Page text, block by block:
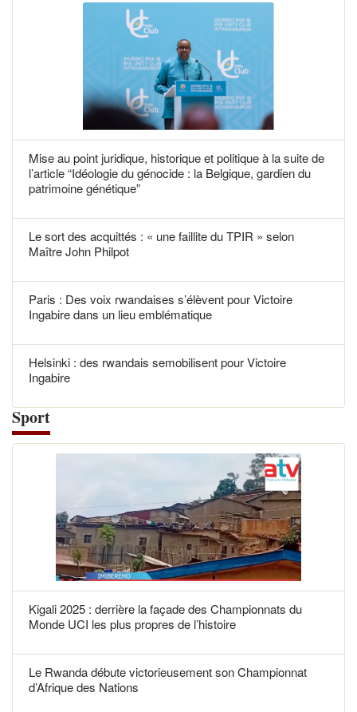
Mise au point juridique, historique et politique à la suite de
l’article “Idéologie du génocide : la Belgique, gardien du
patrimoine génétique”
Le sort des acquittés : « une faillite du TPIR » selon
Maître John Philpot
Paris : Des voix rwandaises s’élèvent pour Victoire
Ingabire dans un lieu emblématique
Helsinki : des rwandais semobilisent pour Victoire
Ingabire
Sport
Kigali 2025 : derrière la façade des Championnats du
Monde UCI les plus propres de l’histoire
Le Rwanda débute victorieusement son Championnat
d’Afrique des Nations